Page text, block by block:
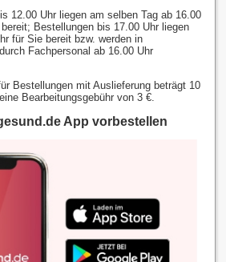
12.00 Uhr liegen am selben Tag ab 16.00
Bestellungen bis 17.00 Uhr liegen
für Sie bereit bzw. werden in
Fachpersonal ab 16.00 Uhr
Bestellungen mit Auslieferung beträgt 10
Bearbeitungsgebühr von 3 €.
App vorbestellen